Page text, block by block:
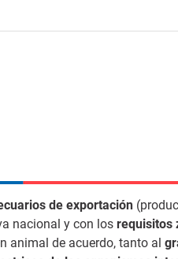
de exportación
nacional y con los requisitos
animal de acuerdo, tanto al